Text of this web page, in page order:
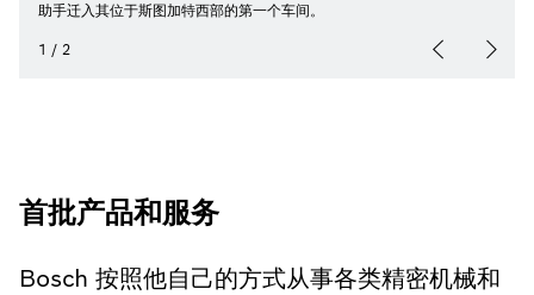
助手迁入其位于斯图加特西部的第一个车间。
1 / 2
首批产品和服务
Bosch 按照他自己的方式从事各类精密机械和